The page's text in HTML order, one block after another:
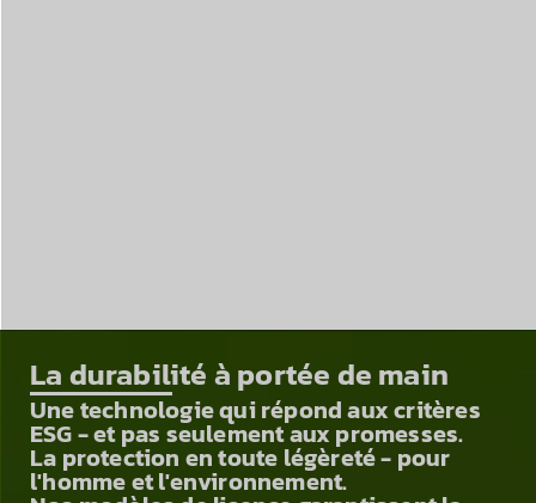
La durabilité à portée de main
Une technologie qui répond aux critères
ESG - et pas seulement aux promesses.
La protection en toute légèreté - pour
l'homme et l'environnement.